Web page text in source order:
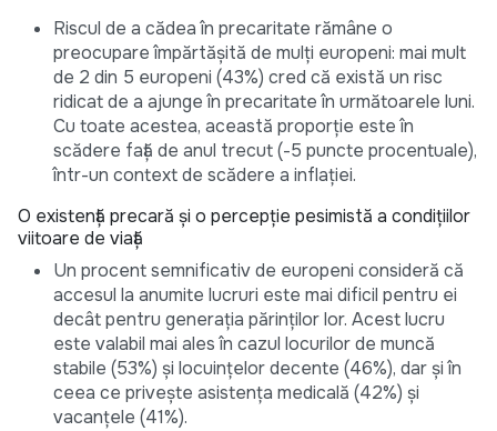
Riscul de a cădea în precaritate rămâne o
preocupare împărtășită de mulți europeni: mai mult
de 2 din 5 europeni (43%) cred că există un risc
ridicat de a ajunge în precaritate în următoarele luni.
Cu toate acestea, această proporție este în
scădere față de anul trecut (-5 puncte procentuale),
într-un context de scădere a inflației.
O existență precară și o percepție pesimistă a condițiilor
viitoare de viață
Un procent semnificativ de europeni consideră că
accesul la anumite lucruri este mai dificil pentru ei
decât pentru generația părinților lor. Acest lucru
este valabil mai ales în cazul locurilor de muncă
stabile (53%) și locuințelor decente (46%), dar și în
ceea ce privește asistența medicală (42%) și
vacanțele (41%).